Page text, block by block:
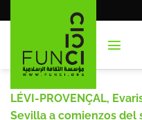
al
LÉVI-PROVENÇAL,
Sevilla a comienzos del